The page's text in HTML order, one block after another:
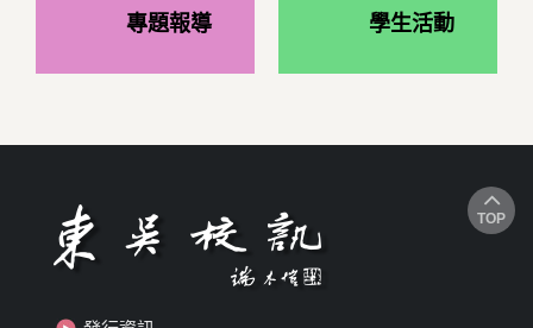
專題報導 學生活動
TOP